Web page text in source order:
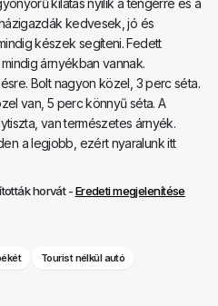
kilátás nyílik a tengerre és a
kedvesek, jó és
készek segíteni. Fedett
árnyékban vannak.
Bolt nagyon közel, 3 perc séta.
van, 5 perc könnyű séta. A
van természetes árnyék.
a legjobb, ezért nyaralunk itt
horvát -Eredeti megjelenítése
Tourist nélkül autó